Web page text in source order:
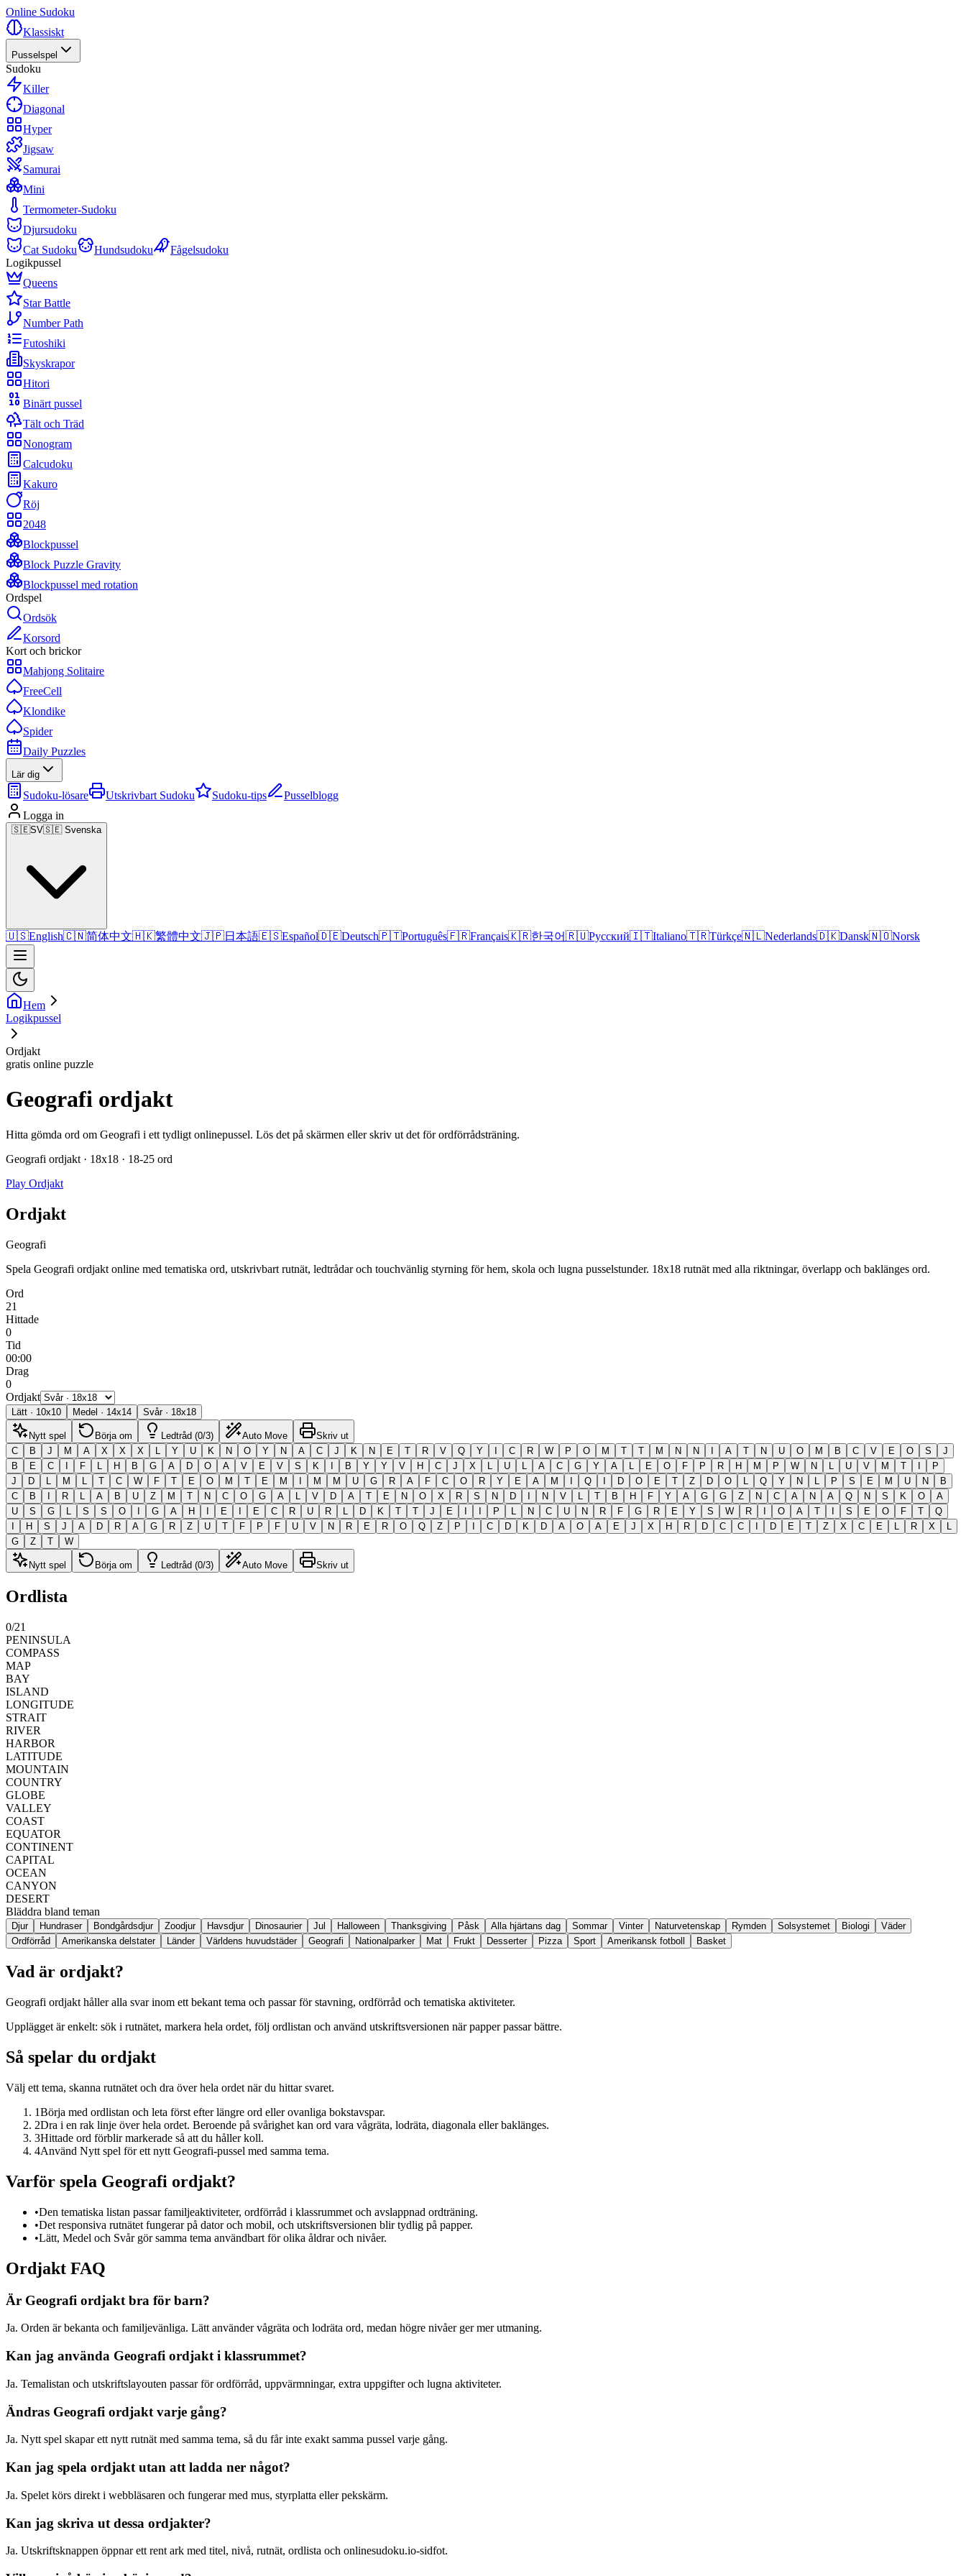
Online Sudoku
Klassiskt
Pusselspel
Sudoku
Killer
Diagonal
Hyper
Jigsaw
Samurai
Mini
Termometer-Sudoku
Djursudoku
Cat Sudoku
Hundsudoku
Fågelsudoku
Logikpussel
Queens
Star Battle
Number Path
Futoshiki
Skyskrapor
Hitori
Binärt pussel
Tält och Träd
Nonogram
Calcudoku
Kakuro
Röj
2048
Blockpussel
Block Puzzle Gravity
Blockpussel med rotation
Ordspel
Ordsök
Korsord
Kort och brickor
Mahjong Solitaire
FreeCell
Klondike
Spider
Daily Puzzles
Lär dig
Sudoku-lösare Utskrivbart Sudoku Sudoku-tips
Pusselblogg
Logga in
🇸🇪SV🇸🇪 Svenska
🇺🇸English🇨🇳简体中文🇭🇰繁體中文🇯🇵日本語🇪🇸Español🇩🇪Deutsch🇵🇹Português🇫🇷Français🇰🇷한국어🇷🇺Русский🇮🇹Italiano🇹🇷Türkçe🇳🇱Nederlands🇩🇰Dansk🇳🇴Norsk
Hem
Logikpussel
Ordjakt
gratis online puzzle
Geografi ordjakt
Hitta gömda ord om Geografi i ett tydligt onlinepussel. Lös det på skärmen eller skriv ut det för ordförrådsträning.
Geografi ordjakt · 18x18 · 18-25 ord
Play Ordjakt
Ordjakt
Geografi
Spela Geografi ordjakt online med tematiska ord, utskrivbart rutnät, ledtrådar och touchvänlig styrning för hem, skola och lugna pusselstunder. 18x18 rutnät med alla riktningar, överlapp och baklänges ord.
Ord
21
Hittade
0
Tid
00:00
Drag
0
Ordjakt
Lätt · 10x10 Medel · 14x14 Svår· 18x18
Nytt spel Börja om Ledtråd (0/3) Auto Move
Skriv ut
C
B J M A X X X L Y U K N O Y N A C J K N E T R V Q Y I C R W P O M T T M N N I A T N U O M B C V E O S
J
B
E C I F L H B G A D O A V E V S K I B Y Y V H C J X L U L A C G Y A L E O F P R H M P W N L U V M T I
P
J
D L M L T C W F T E O M T E M I M M U G R A F C O R Y E A M I Q I D O E T Z D O L Q Y N L P S E M U N
B
C
B I R L A B U Z M T N C O G A L V D A T E N O X R S N D I N V L T B H F Y A G G Z N C A N A Q N S K O
A
U
S G L S S O I G A H I E I E C R U R L D K T T J E I I P L N C U N R F G R E Y S W R I O A T I S E O F T
Q
I
H S J A D R A G R Z U T F P F U V N R E R O Q Z P I C D K D A O A E J X H R D C C I D E T Z X C E L R X
L
G
Z T W
Nytt spel Börja om Ledtråd (0/3) Auto Move Skriv ut
Ordlista
0/21
PENINSULA
COMPASS
MAP
BAY
ISLAND
LONGITUDE
STRAIT
RIVER
HARBOR
LATITUDE
MOUNTAIN
COUNTRY
GLOBE
VALLEY
COAST
EQUATOR
CONTINENT
CAPITAL
OCEAN
CANYON
DESERT
Bläddra bland teman
Djur Hundraser Bondgårdsdjur Zoodjur Havsdjur Dinosaurier Jul Halloween Thanksgiving Påsk Alla hjärtans dag Sommar Vinter Naturvetenskap Rymden Solsystemet Biologi
Väder
Ordförråd
Amerikanska delstater Länder Världens huvudstäder Geografi Nationalparker Mat Frukt Desserter Pizza Sport Amerikansk fotboll Basket
Vad är ordjakt?
Geografi ordjakt håller alla svar inom ett bekant tema och passar för stavning, ordförråd och tematiska aktiviteter.
Upplägget är enkelt: sök i rutnätet, markera hela ordet, följ ordlistan och använd utskriftsversionen när papper passar bättre.
Så spelar du ordjakt
Välj ett tema, skanna rutnätet och dra över hela ordet när du hittar svaret.
1Börja med ordlistan och leta först efter längre ord eller ovanliga bokstavspar.
2Dra i en rak linje över hela ordet. Beroende på svårighet kan ord vara vågräta, lodräta, diagonala eller baklänges.
3Hittade ord förblir markerade så att du håller koll.
4Använd Nytt spel för ett nytt Geografi-pussel med samma tema.
Varför spela Geografi ordjakt?
•Den tematiska listan passar familjeaktiviteter, ordförråd i klassrummet och avslappnad ordträning.
•Det responsiva rutnätet fungerar på dator och mobil, och utskriftsversionen blir tydlig på papper.
•Lätt, Medel och Svår gör samma tema användbart för olika åldrar och nivåer.
Ordjakt FAQ
Är Geografi ordjakt bra för barn?
Ja. Orden är bekanta och familjevänliga. Lätt använder vågräta och lodräta ord, medan högre nivåer ger mer utmaning.
Kan jag använda Geografi ordjakt i klassrummet?
Ja. Temalistan och utskriftslayouten passar för ordförråd, uppvärmningar, extra uppgifter och lugna aktiviteter.
Ändras Geografi ordjakt varje gång?
Ja. Nytt spel skapar ett nytt rutnät med samma tema, så du får inte exakt samma pussel varje gång.
Kan jag spela ordjakt utan att ladda ner något?
Ja. Spelet körs direkt i webbläsaren och fungerar med mus, styrplatta eller pekskärm.
Kan jag skriva ut dessa ordjakter?
Ja. Utskriftsknappen öppnar ett rent ark med titel, nivå, rutnät, ordlista och onlinesudoku.io-sidfot.